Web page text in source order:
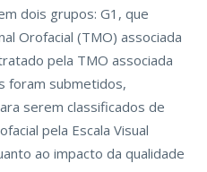
dois grupos: G1, que
Orofacial (TMO) associada
pela TMO associada
foram submetidos,
serem classificados de
pela Escala Visual
ao impacto da qualidade